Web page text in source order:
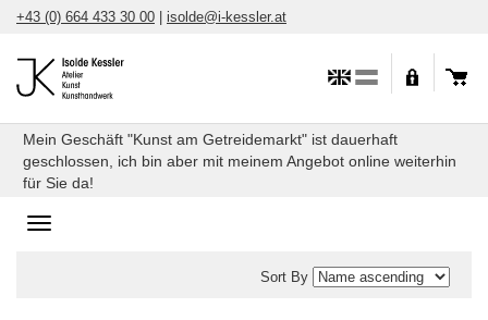
Skip+43 (0) 664 433 30 00 | isolde@i-kessler.at
Mein Geschäft "Kunst am Getreidemarkt" ist dauerhaft
geschlossen, ich bin aber mit meinem Angebot online weiterhin
für Sie da!
Toggle
Sort By